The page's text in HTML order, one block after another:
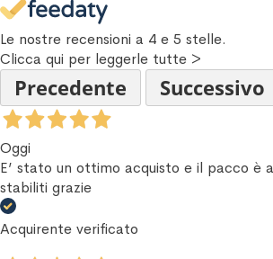
Le nostre recensioni a 4 e 5 stelle.
Clicca qui per leggerle tutte >
Precedente Successivo
Oggi
E’ stato un ottimo acquisto e il pacco è
stabiliti grazie
Acquirente verificato